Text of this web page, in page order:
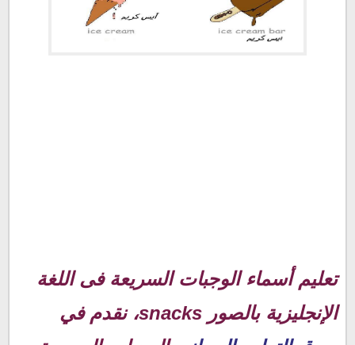
تعليم أسماء الوجبات السريعة فى الانجليزي بالصور snacks:
مكونات الوجبات السريعة: snacks
أضرار الوجبات السريعة:
تعليم أسماء الوجبات السريعة فى اللغة
الإنجليزية بالصور snacks، نقدم في